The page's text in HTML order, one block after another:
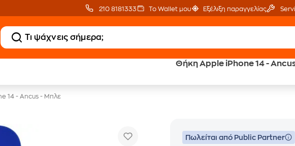
210 8181333 Το Wallet μου Εξέλιξη παραγγελίας
Θήκη Apple iPhone 14 -
Δωρεάν BoxNow Trade &
14 - Ancus - Μπλε
Πωλείται από Public Partner